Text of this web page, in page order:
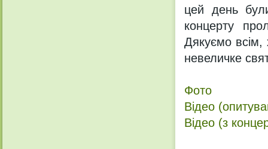
цей день
концерту
Дякуємо всім,
невеличке
Фото
Відео
Відео (з